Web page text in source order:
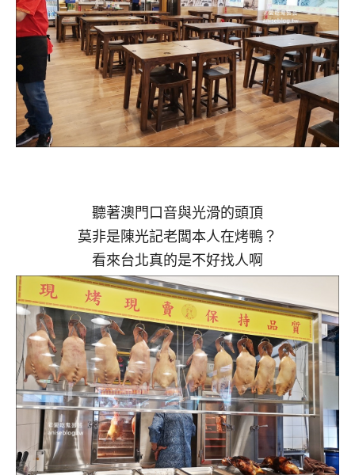
聽著澳門口音與光滑的頭頂
莫非是陳光記老闆本人在烤鴨？
看來台北真的是不好找人啊